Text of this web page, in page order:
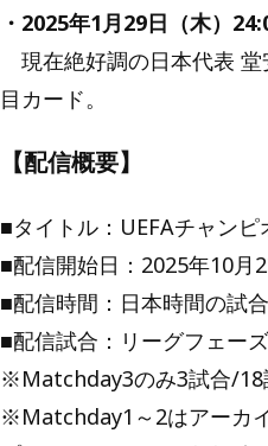
・2025年1月29日（木）
現在絶好調の日本代表 堂
目カード。
【配信概要】
■タイトル：UEFAチャン
■配信開始日：2025年10月
■配信時間：日本時間の試
■配信試合：リーグフェー
※Matchday3のみ3試合/18
※Matchday1～2はアーカ